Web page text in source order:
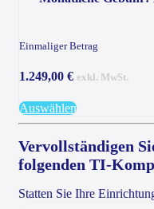
Einmaliger Betrag
1.249,00 € exkl. MwSt.
Auswählen
Vervollständigen
folgenden TI-
Statten Sie Ihre